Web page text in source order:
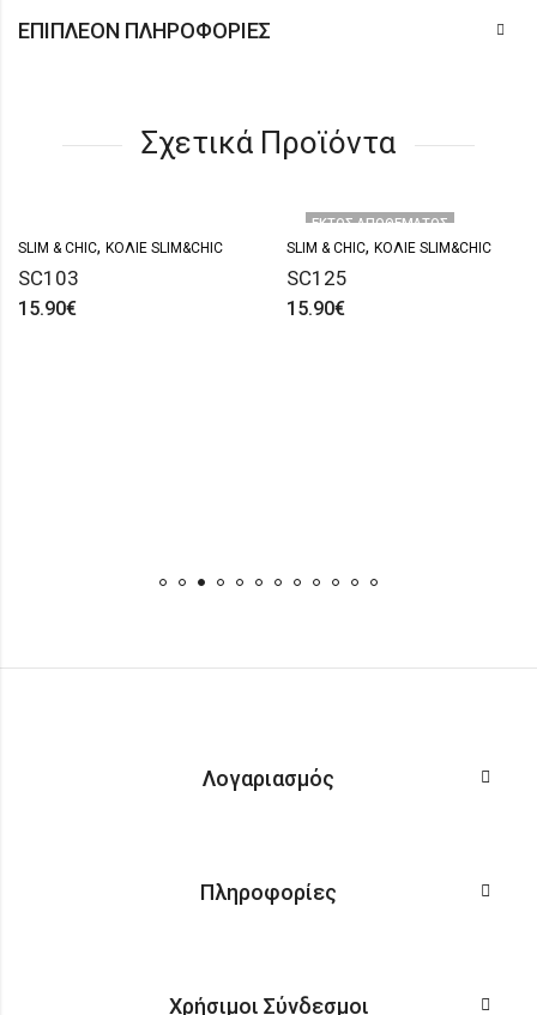
ΕΠΙΠΛΈΟΝ ΠΛΗΡΟΦΟΡΊΕΣ
Σχετικά Προϊόντα
SLIM & CHIC, ΚΟΛΙΈ SLIM&CHIC
SC103
15.90€
ΕΚΤΌΣ ΑΠΟΘΈΜΑΤΟΣ
SLIM & CHIC, ΚΟΛΙΈ SLIM&CHIC
SC125
15.90€
Λογαριασμός
Πληροφορίες
Χρήσιμοι Σύνδεσμοι